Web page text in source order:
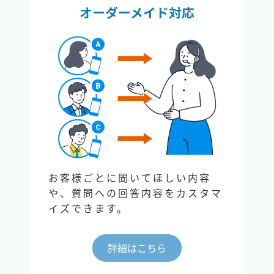
オーダーメイド対応
お客様ごとに聞いてほしい内容
や、質問への回答内容をカスタマ
イズできます。
詳細はこちら